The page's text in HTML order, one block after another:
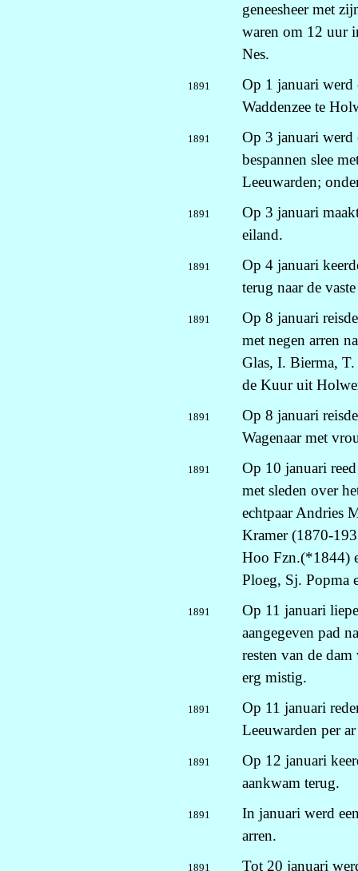
geneesheer met
waren om 12 uur
Nes.
1891
Op 1 januari werd
Waddenzee te
1891
Op 3 januari werd
bespannen slee
Leeuwarden;
1891
Op 3 januari
eiland.
1891
Op 4 januari
terug naar de
1891
Op 8 januari
met negen arren
Glas, I. Bierma,
de Kuur uit
1891
Op 8 januari
Wagenaar met
1891
Op 10 januari
met sleden over
echtpaar Andries
Kramer (1870-
Hoo Fzn.(*1844)
Ploeg, Sj. Popma
1891
Op 11 januari
aangegeven pad
resten van de
erg mistig.
1891
Op 11 januari
Leeuwarden per
1891
Op 12 januari
aankwam terug.
1891
In januari werd
arren.
1891 Tot 20 januari